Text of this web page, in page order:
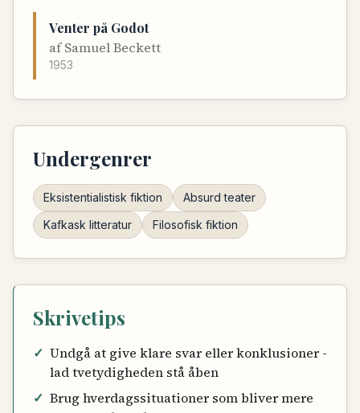
Venter på Godot
afSamuel Beckett
1953
Undergenrer
Eksistentialistisk fiktion
Absurd teater
Kafkask litteratur
Filosofisk fiktion
Skrivetips
✓ Undgå at give klare svar eller konklusioner -
lad tvetydigheden stå åben
✓ Brug hverdagssituationer som bliver mere